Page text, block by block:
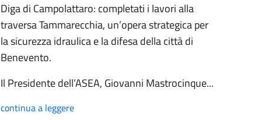
Diga di Campolattaro: completati i lavori alla
traversa Tammarecchia, un’opera strategica per
la sicurezza idraulica e la difesa della città di
Benevento.
Il Presidente dell’ASEA, Giovanni Mastrocinque...
continua a leggere